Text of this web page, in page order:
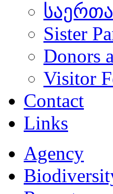
Sister
Donors
Visitor
Contact
Links
Agency